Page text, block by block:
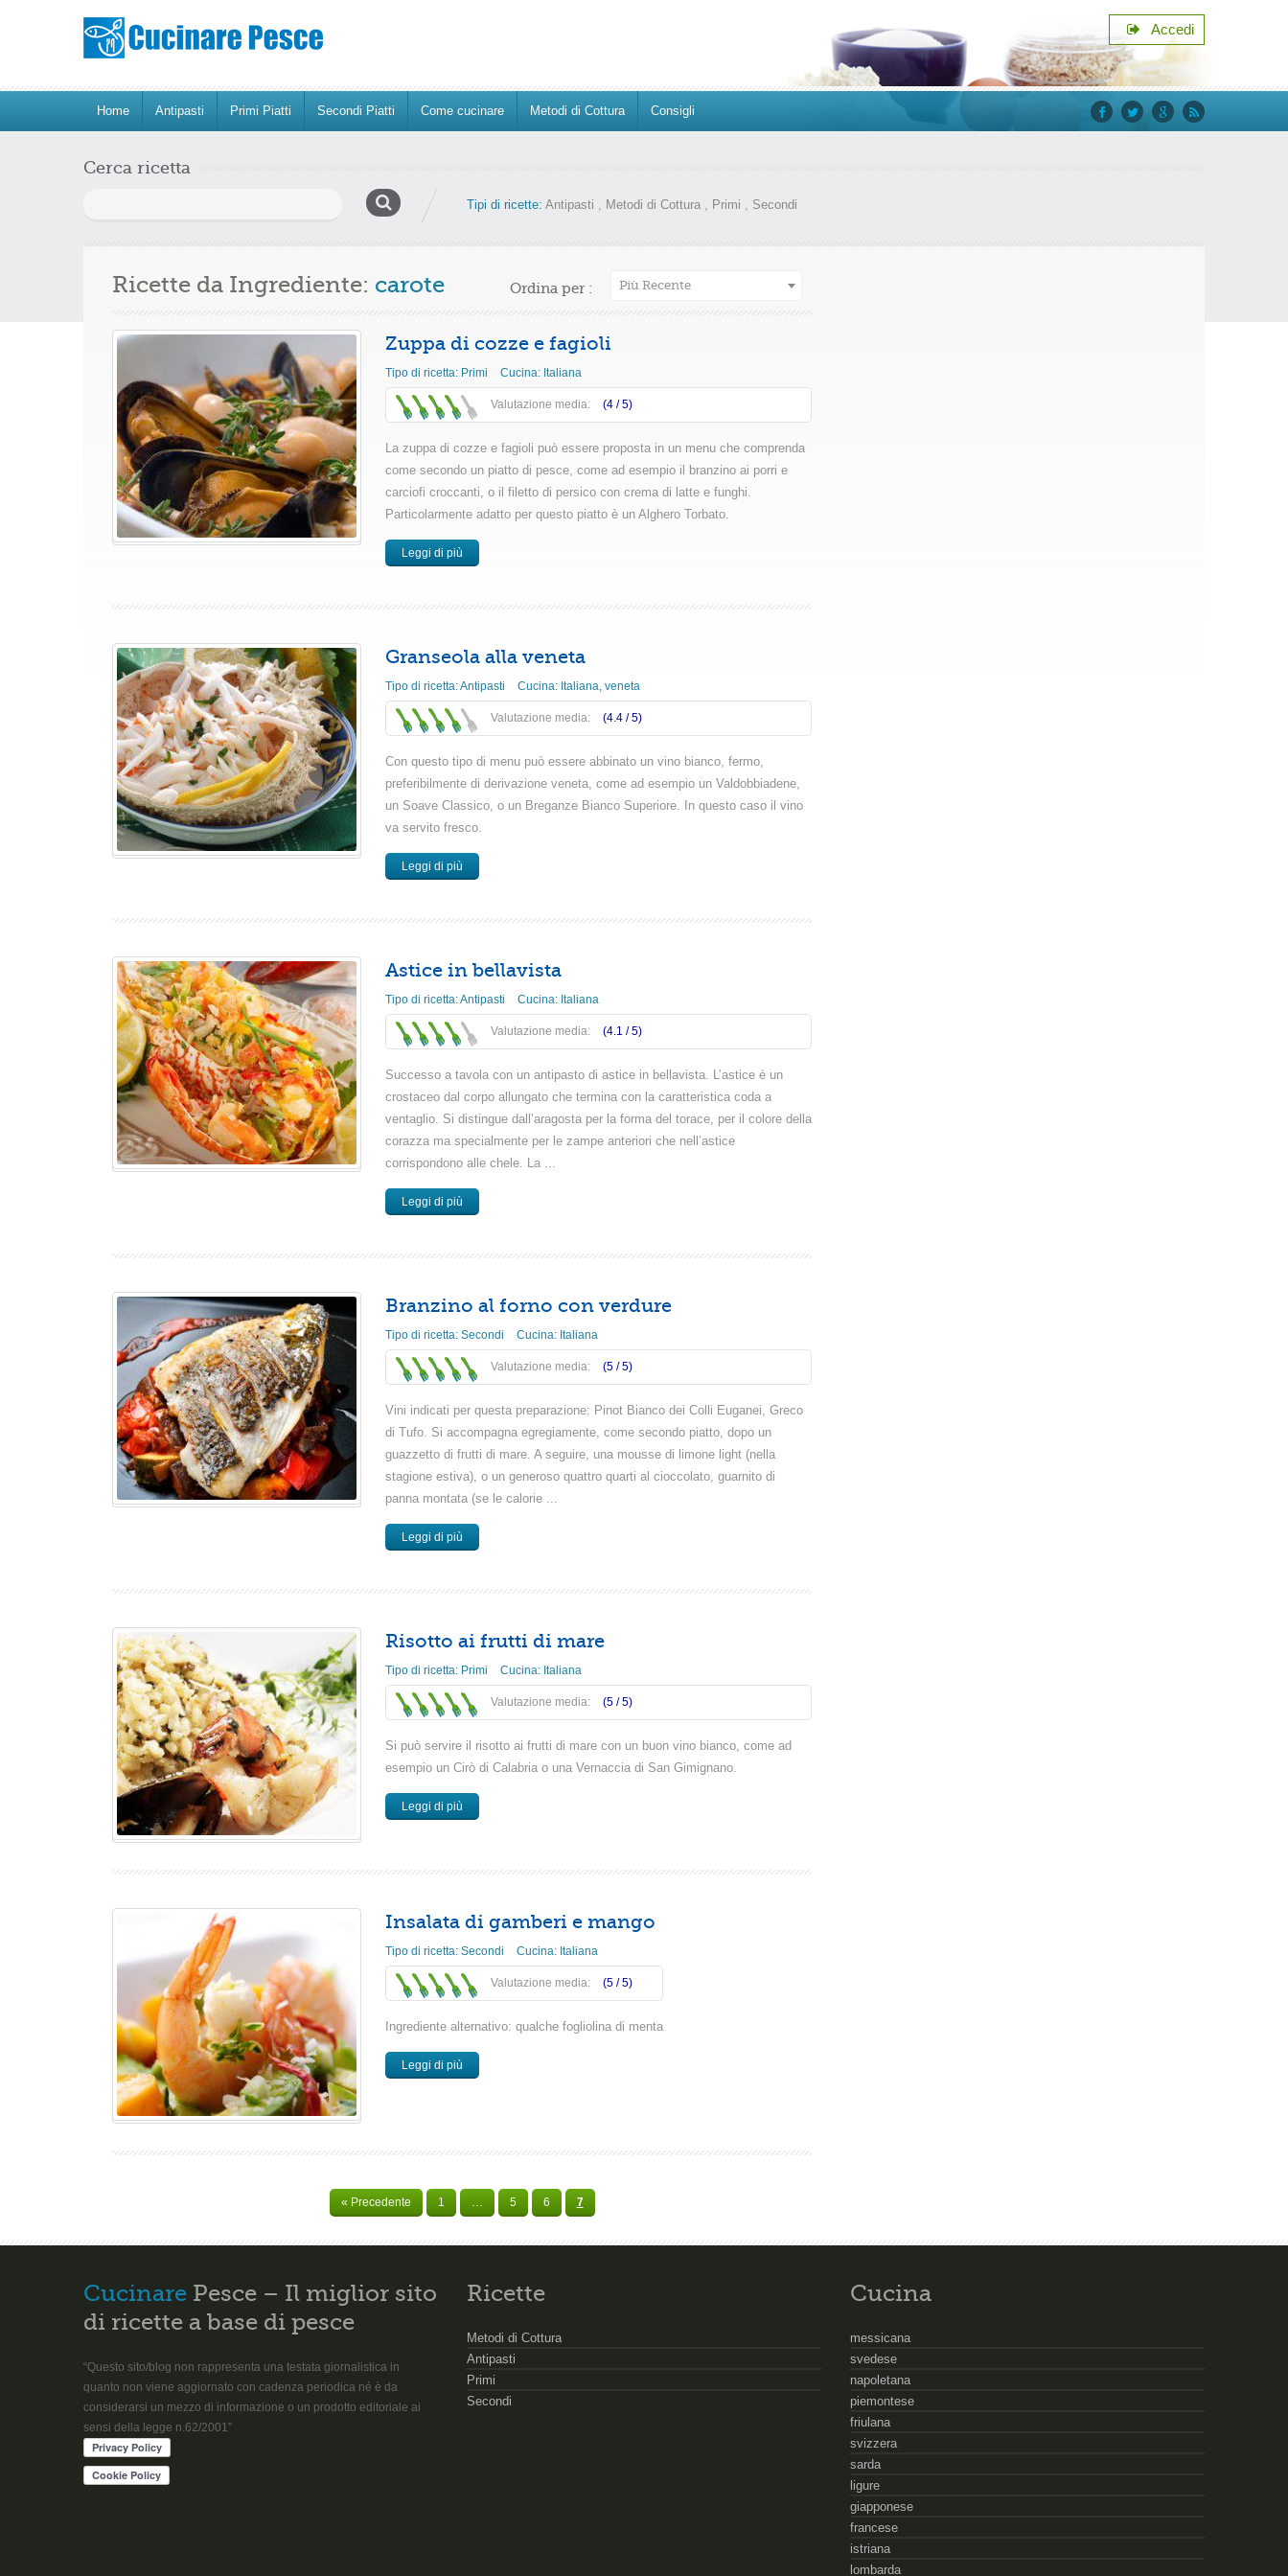
Accedi
Home Antipasti Primi Piatti Secondi Piatti Come cucinare Metodi di Cottura
Consigli
facebook
twittergoogle+
rss
Cerca ricetta
Tipi di ricette: Antipasti , Metodi di Cottura , Primi , Secondi
Ricette da Ingrediente: carote Ordina per : Più Recente
Zuppa di cozze e fagioli
Tipo di ricetta: Primi Cucina: Italiana
Valutazione media: (4 /5)
La zuppa di cozze e fagioli può essere proposta in un menu che comprenda
come secondo un piatto di pesce, come ad esempio il branzino ai porri e
carciofi croccanti, o il filetto di persico con crema di latte e funghi.
Particolarmente adatto per questo piatto è un Alghero Torbato.
Leggi di più
Granseola alla veneta
Tipo di ricetta:Antipasti Cucina: Italiana, veneta
Valutazione media: (4.4 /5)
Con questo tipo di menu può essere abbinato un vino bianco, fermo,
preferibilmente di derivazione veneta, come ad esempio un Valdobbiadene,
un Soave Classico, o un Breganze Bianco Superiore. In questo caso il vino
va servito fresco.
Leggi di più
Astice in bellavista
Tipo di ricetta:Antipasti Cucina: Italiana
Valutazione media: (4.1 /5)
Successo a tavola con un antipasto di astice in bellavista. L’astice è un
crostaceo dal corpo allungato che termina con la caratteristica coda a
ventaglio. Si distingue dall’aragosta per la forma del torace, per il colore della
corazza ma specialmente per le zampe anteriori che nell’astice
corrispondono alle chele. La ...
Leggi di più
Branzino al forno con verdure
Tipo di ricetta: Secondi Cucina: Italiana
Valutazione media: (5 /5)
Vini indicati per questa preparazione: Pinot Bianco dei Colli Euganei, Greco
di Tufo. Si accompagna egregiamente, come secondo piatto, dopo un
guazzetto di frutti di mare. A seguire, una mousse di limone light (nella
stagione estiva), o un generoso quattro quarti al cioccolato, guarnito di
panna montata (se le calorie ...
Leggi di più
Risotto ai frutti di mare
Tipo di ricetta: Primi Cucina: Italiana
Valutazione media: (5 /5)
Si può servire il risotto ai frutti di mare con un buon vino bianco, come ad
esempio un Cirò di Calabria o una Vernaccia di San Gimignano.
Leggi di più
Insalata di gamberi e mango
Tipo di ricetta: Secondi Cucina: Italiana
Valutazione media: (5 /5)
Ingrediente alternativo: qualche fogliolina di menta
Leggi di più
« Precedente 1 … 5 6 7
Cucinare Pesce – Il miglior sito
di ricette a base di pesce
“Questo sito/blog non rappresenta una testata giornalistica in
quanto non viene aggiornato con cadenza periodica né è da
considerarsi un mezzo di informazione o un prodotto editoriale ai
sensi della legge n.62/2001”
Ricette
Metodi di Cottura
Antipasti
Primi
Secondi
Cucina
messicana
svedese
napoletana
piemontese
friulana
svizzera
sarda
ligure
giapponese
francese
istriana
lombarda